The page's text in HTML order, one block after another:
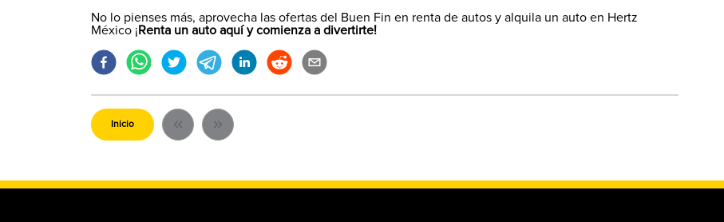
No lo pienses más, aprovecha las ofertas del Buen Fin en renta de autos y alquila un auto en Hertz
México ¡ Renta un auto aquí y comienza a divertirte!
Inicio